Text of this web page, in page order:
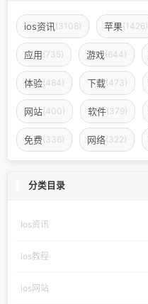
ios资讯 (3108) 苹果(1426)
应用(735) 游戏(644)
体验(484) 下载(473)
网站(400) 软件(379)
免费(336) 网络(322)
分类目录
Ios资讯
ios教程
ios网站